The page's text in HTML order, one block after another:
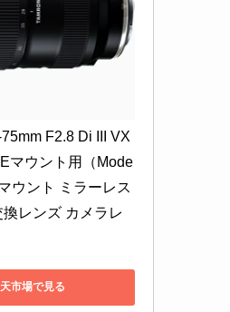
F2.8 Di III VX
マウント用（Mode
ウント ミラーレス
レンズ カメラレ
市場で見る